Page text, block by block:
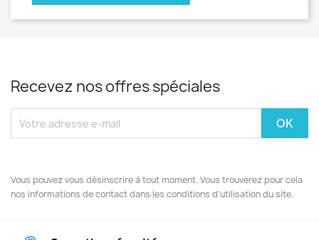
Recevez nos offres spéciales
Vous pouvez vous désinscrire à tout moment. Vous trouverez pour cela
nos informations de contact dans les conditions d'utilisation du site.